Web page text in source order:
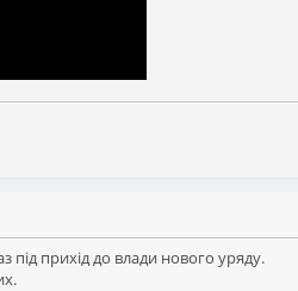
під прихід до влади нового уряду.